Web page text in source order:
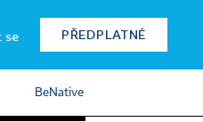
se PŘEDPLATNÉ
BeNative